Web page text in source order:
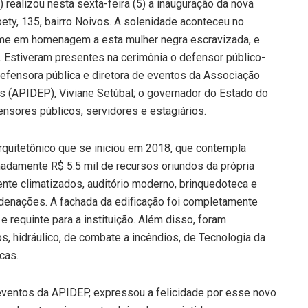
nesta sexta-feira (5) a inauguração da nova
135, bairro Noivos. A solenidade aconteceu no
em homenagem a esta mulher negra escravizada, e
presentes na cerimônia o defensor público-
pública e diretora de eventos da Associação
Viviane Setúbal; o governador do Estado do
públicos, servidores e estagiários.
que se iniciou em 2018, que contempla
R$ 5.5 mil de recursos oriundos da própria
climatizados, auditório moderno, brinquedoteca e
A fachada da edificação foi completamente
requinte para a instituição. Além disso, foram
de combate a incêndios, de Tecnologia da
da APIDEP, expressou a felicidade por esse novo